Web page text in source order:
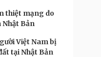
thiệt mạng do
Nhật Bản
Việt Nam bị
tại Nhật Bản